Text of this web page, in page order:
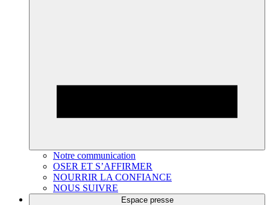
Notre communication
OSER ET S’AFFIRMER
NOURRIR LA CONFIANCE
NOUS SUIVRE
Espace presse